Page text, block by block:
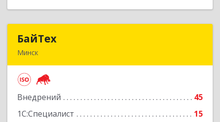
БайТех
Минск
Внедрений
45
1С:Специалист
15
Подробнее